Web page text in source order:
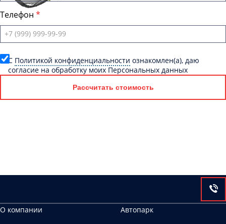
Телефон
C Политикой конфиденциальности ознакомлен(а), даю
согласие на обработку моих Персональных данных
Рассчитать стоимость
О компании Автопарк